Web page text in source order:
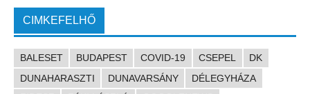
CIMKEFELHŐ
BALESET BUDAPEST COVID-19 CSEPEL
DK
DUNAHARASZTI
DUNAVARSÁNY
DÉLEGYHÁZA